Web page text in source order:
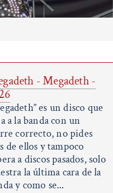
- Megadeth -
es un disco que
a la banda con un
correcto, no pides
de ellos y tampoco
a discos pasados, solo
la última cara de la
y como se...